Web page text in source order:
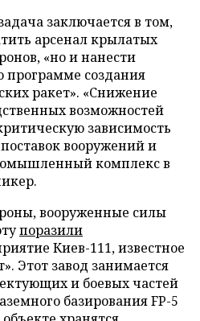
заключается в том,
арсенал крылатых
«но и нанести
создания
ракет». «Снижение
возможностей
зависимость
вооружений и
комплекс в
вооруженные силы
поразили
Киев-111, известное
Этот завод занимается
и боевых частей
базирования FP-5